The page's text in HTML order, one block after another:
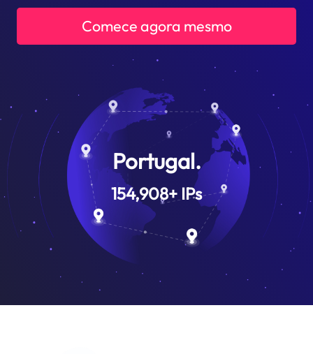
Comece agora mesmo
Portugal.
154,908+ IPs